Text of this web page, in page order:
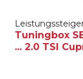
Tuningbox
... 2.0 TSI